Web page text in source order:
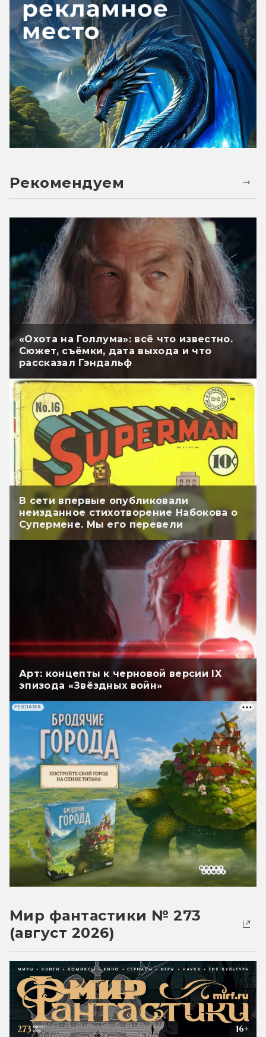
Рекомендуем
«Охота на Голлума»: всё что известно.
Сюжет, съёмки, дата выхода и что
рассказал Гэндальф
В сети впервые опубликовали
неизданное стихотворение Набокова о
Супермене. Мы его перевели
Арт: концепты к черновой версии IX
эпизода «Звёздных войн»
РЕКЛАМА
Мир фантастики № 273
(август 2026)